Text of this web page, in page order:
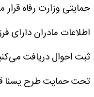
حمایتی وزارت رفاه
اطلاعات مادران دارای
ثبت احوال دریافت
تحت حمایت طرح یسنا